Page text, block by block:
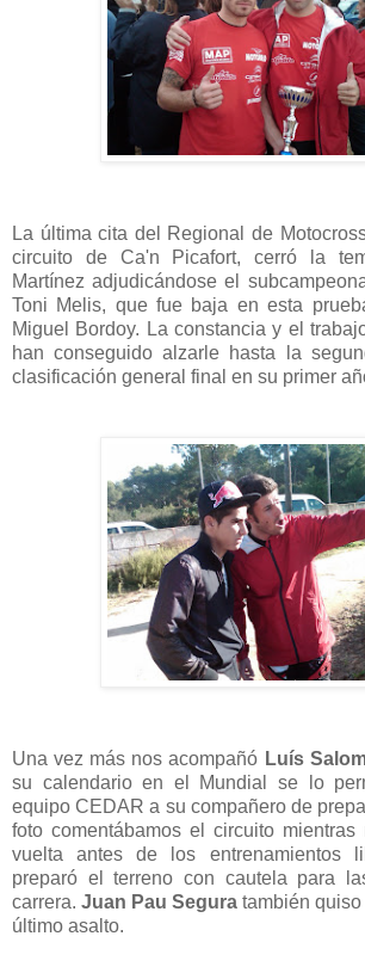
La última cita del Regional de
circuito de Ca'n Picafort, cerró la
Martínez adjudicándose el
Toni Melis, que fue baja en esta
Miguel Bordoy. La constancia y el
han conseguido alzarle hasta la
clasificación general final en su primer
Una vez más nos acompañó Luís
su calendario en el Mundial se lo
equipo CEDAR a su compañero de
foto comentábamos el circuito mientras
vuelta antes de los entrenamientos
preparó el terreno con cautela para
carrera. Juan Pau Segura también
último asalto.